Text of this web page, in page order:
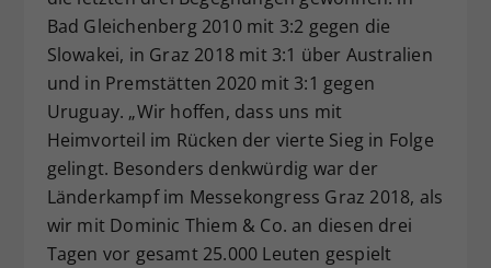
Bad Gleichenberg 2010 mit 3:2 gegen die
Slowakei, in Graz 2018 mit 3:1 über Australien
und in Premstätten 2020 mit 3:1 gegen
Uruguay. „Wir hoffen, dass uns mit
Heimvorteil im Rücken der vierte Sieg in Folge
gelingt. Besonders denkwürdig war der
Länderkampf im Messekongress Graz 2018, als
wir mit Dominic Thiem & Co. an diesen drei
Tagen vor gesamt 25.000 Leuten gespielt